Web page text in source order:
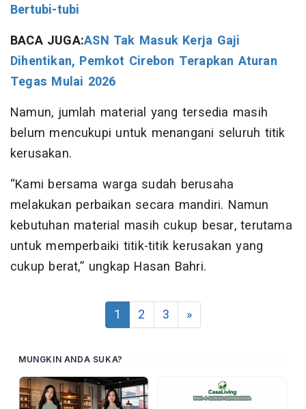
Bertubi-tubi
BACA JUGA:ASN Tak Masuk Kerja Gaji
Dihentikan, Pemkot Cirebon Terapkan Aturan
Tegas Mulai 2026
Namun, jumlah material yang tersedia masih
belum mencukupi untuk menangani seluruh titik
kerusakan.
“Kami bersama warga sudah berusaha
melakukan perbaikan secara mandiri. Namun
kebutuhan material masih cukup besar, terutama
untuk memperbaiki titik-titik kerusakan yang
cukup berat,” ungkap Hasan Bahri.
1 2 3 »